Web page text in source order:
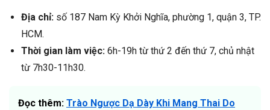
Địa chỉ: số 187 Nam Kỳ Khởi Nghĩa, phường 1, quận 3, TP.
HCM.
Thời gian làm việc: 6h-19h từ thứ 2 đến thứ 7, chủ nhật
từ 7h30-11h30.
Đọc thêm: Trào Ngược Dạ Dày Khi Mang Thai Do